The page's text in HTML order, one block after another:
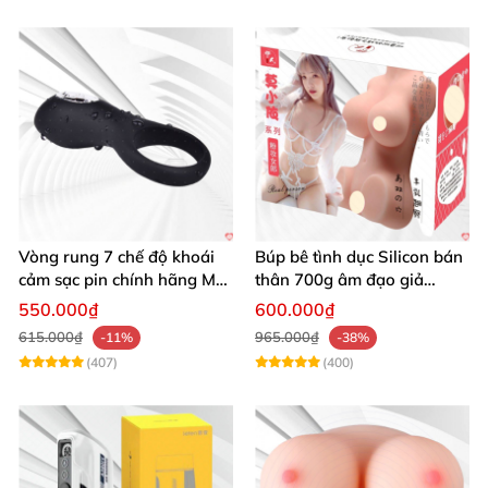
Vòng rung 7 chế độ khoái
cảm sạc pin chính hãng Mỹ
cực phê
550.000₫
615.000₫
-11%
(407)
Búp bê tình dục Silicon bán
thân 700g âm đạo giả
nguyên khối giống thật
600.000₫
965.000₫
-38%
(400)